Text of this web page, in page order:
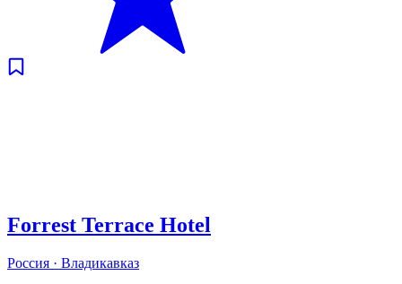
Forrest Terrace Hotel
Россия · Владикавказ